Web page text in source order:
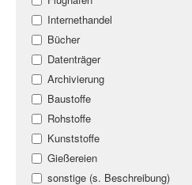
Internethandel
Bücher
Datenträger
Archivierung
Baustoffe
Rohstoffe
Kunststoffe
Gießereien
sonstige (s. Beschreibung)